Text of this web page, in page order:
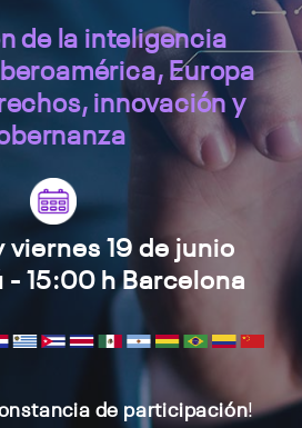
de la inteligencia
Europa
innovación y
viernes 19 de junio
15:00 h Barcelona
de participación!